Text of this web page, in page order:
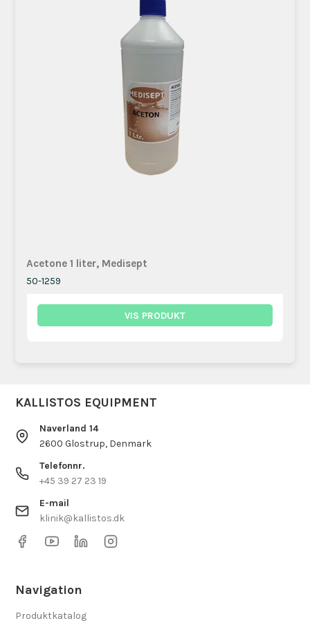
Acetone 1 liter, Medisept
50-1259
VIS PRODUKT
KALLISTOS EQUIPMENT
Naverland 14
2600 Glostrup, Denmark
Telefonnr.
+45 39 27 23 19
E-mail
klinik@kallistos.dk
Navigation
Produktkatalog